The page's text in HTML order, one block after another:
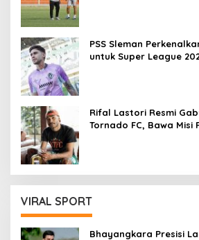
PSS Sleman
untuk Super League
Rifal Lastori Resmi
Tornado FC, Bawa Misi
VIRAL SPORT
Bhayangkara Presisi